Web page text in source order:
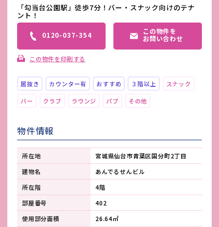
「勾当台公園駅」徒歩7分！バー・スナック向けのテナ
ント！
0120-037-354 この物件を
お問い合わせ
この物件を印刷する
居抜き カウンター有 おすすめ ３階以上 スナック
バー クラブ ラウンジ パブ その他
物件情報
所在地
宮城県仙台市青葉区国分町2丁目
建物名
あんでるせんビル
所在階
4階
部屋番号
402
使用部分面積
26.64㎡